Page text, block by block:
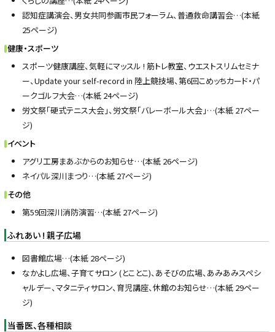
認知症講演会、男女共同参画市民フォーラム、普通救命講習会…(本紙
25ページ)
健康・スポーツ
スポーツ健康講座、気軽にマッスル ! 筋トレ教室、ウエストスリムセミナ
ー、Update your self-record in 陸上競技場、第6回こめッちカード・パ
ークゴルフ大会…(本紙 24ページ)
労文祭「硬式テニス大会」、労文祭「バレーボール大会」…(本紙 27ペー
ジ)
イベント
アグリ工房まあぶからのお知らせ…(本紙 26ページ)
ネイパル深川まつり…(本紙 27ページ)
その他
第59回深川消防演習…(本紙 27ページ)
ふれあい ! 親子広場
図書館広場…(本紙 28ページ)
なかよし広場、子育てサロン (とことこ)、あそびの広場、あみあみスペシ
ャルデー、マタニティサロン、育児講座、休館のお知らせ…(本紙 29ペー
ジ)
当番医、各種相談